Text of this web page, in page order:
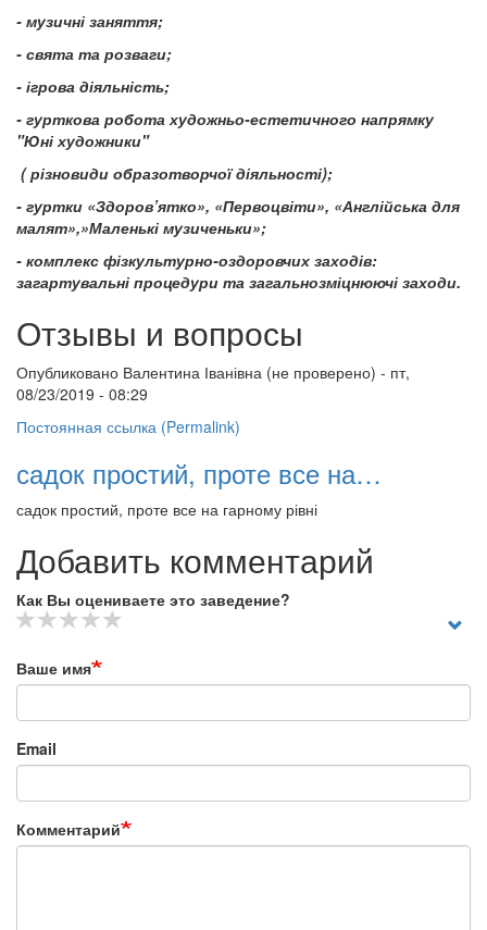
- музичні заняття;
- свята та розваги;
- ігрова діяльність;
- гурткова робота художньо-естетичного напрямку
"Юні художники"
( різновиди образотворчої діяльності);
- гуртки «Здоров’ятко», «Первоцвіти», «Англійська для
малят»,»Маленькі музиченьки»;
- комплекс фізкультурно-оздоровчих заходів:
загартувальні процедури та загальнозміцнюючі заходи.
Отзывы и вопросы
Опубликовано Валентина Іванівна (не проверено) - пт,
08/23/2019 - 08:29
Постоянная ссылка (Permalink)
садок простий, проте все на…
садок простий, проте все на гарному рівні
Добавить комментарий
Как Вы оцениваете это заведение?
Ваше имя
Email
Комментарий